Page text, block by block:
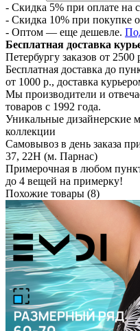
- Скидка 5% при оплате на
- Скидка 10% при покупке
- Оптом — еще дешевле.
Бесплатная доставка
Петербургу заказов от 2500
Бесплатная доставка до
от 1000 р., доставка
Мы производители и
товаров с 1992 года.
Уникальные дизайнерские
коллекции
Самовывоз в день заказа
37, 22Н (м. Парнас)
Примерочная в любом
до 4 вещей на примерку!
Похожие товары (8)